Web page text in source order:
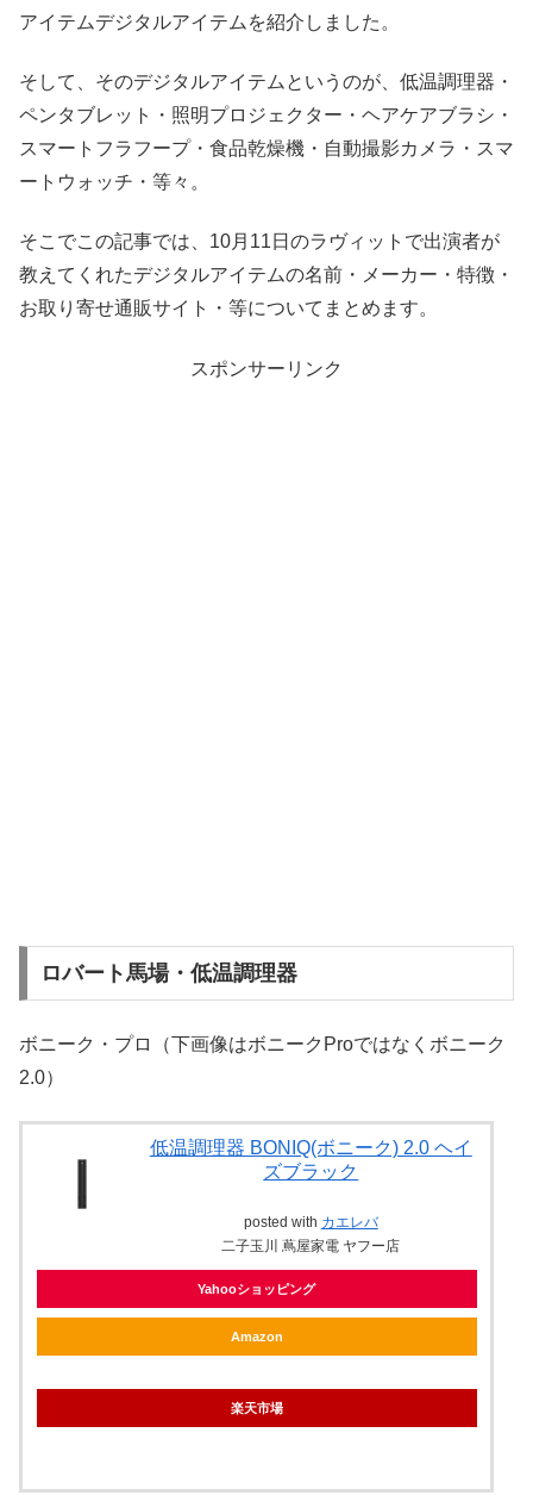
アイテムデジタルアイテムを紹介しました。
そして、そのデジタルアイテムというのが、低温調理器・
ペンタブレット・照明プロジェクター・ヘアケアブラシ・
スマートフラフープ・食品乾燥機・自動撮影カメラ・スマ
ートウォッチ・等々。
そこでこの記事では、10月11日のラヴィットで出演者が
教えてくれたデジタルアイテムの名前・メーカー・特徴・
お取り寄せ通販サイト・等についてまとめます。
スポンサーリンク
ロバート馬場・低温調理器
ボニーク・プロ（下画像はボニークProではなくボニーク
2.0）
低温調理器 BONIQ(ボニーク) 2.0 ヘイ
ズブラック
posted with カエレバ
二子玉川 蔦屋家電 ヤフー店
Yahooショッピング
Amazon
楽天市場